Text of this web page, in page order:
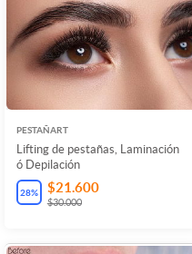
PESTAÑART
Lifting de pestañas, Laminación
ó Depilación
28% $21.600
$30.000